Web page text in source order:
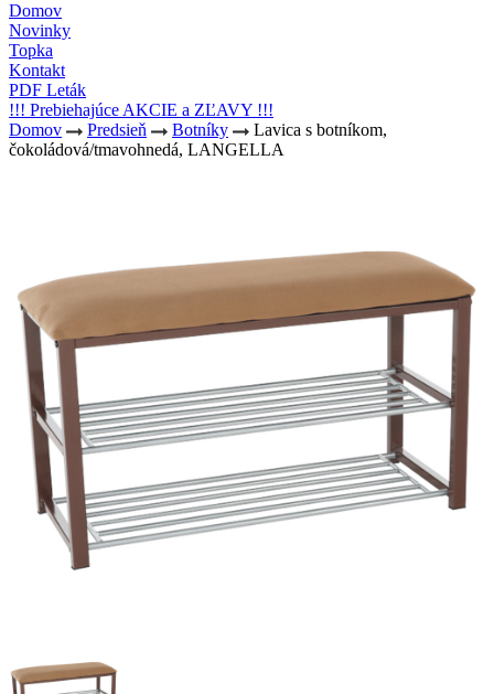
Domov
Novinky
Topka
Kontakt
PDF Leták
!!! Prebiehajúce AKCIE a ZĽAVY !!!
Domov
Predsieň Botníky
Lavica s botníkom,
čokoládová/tmavohnedá, LANGELLA